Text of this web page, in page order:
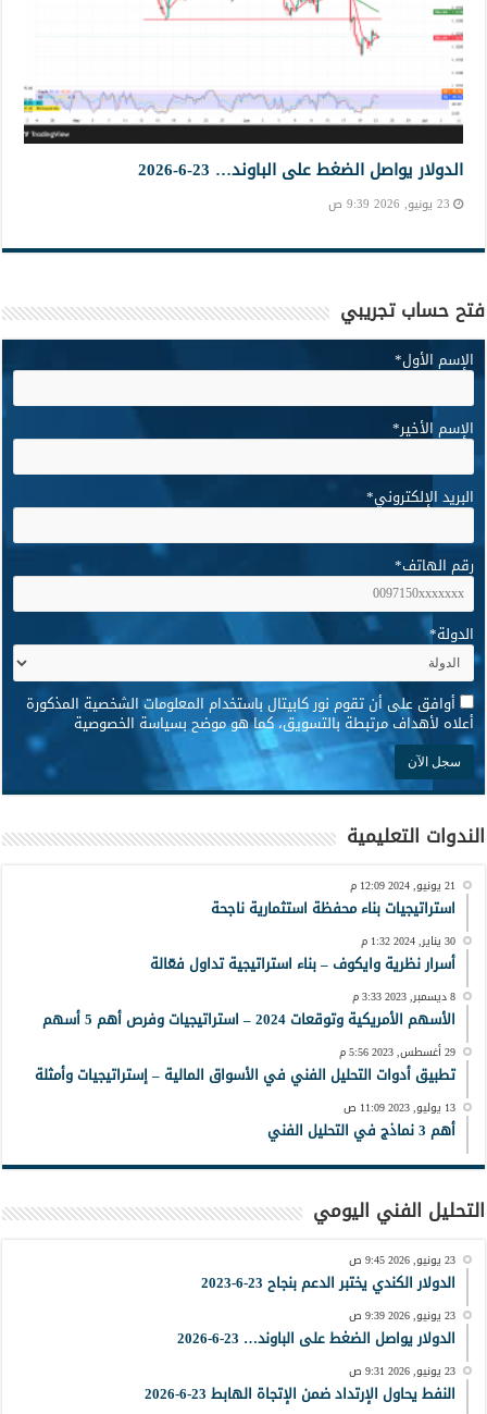
الدولار يواصل الضغط على الباوند… 23-6-2026
23 يونيو, 2026 9:39 ص
فتح حساب تجريبي
الإسم الأول*
الإسم الأخير*
البريد الإلكتروني*
رقم الهاتف*
الدولة*
* أوافق على أن تقوم نور كابيتال باستخدام المعلومات الشخصية المذكورة
أعلاه لأهداف مرتبطة بالتسويق، كما هو موضح بسياسة الخصوصية
الندوات التعليمية
21 يونيو, 2024 12:09 م
استراتيجيات بناء محفظة استثمارية ناجحة
30 يناير, 2024 1:32 م
أسرار نظرية وايكوف – بناء استراتيجية تداول فعّالة
8 ديسمبر, 2023 3:33 م
الأسهم الأمريكية وتوقعات 2024 – استراتيجيات وفرص أهم 5 أسهم
29 أغسطس, 2023 5:56 م
تطبيق أدوات التحليل الفني في الأسواق المالية – إستراتيجيات وأمثلة
13 يوليو, 2023 11:09 ص
أهم 3 نماذج في التحليل الفني
التحليل الفني اليومي
23 يونيو, 2026 9:45 ص
الدولار الكندي يختبر الدعم بنجاح 23-6-2023
23 يونيو, 2026 9:39 ص
الدولار يواصل الضغط على الباوند… 23-6-2026
23 يونيو, 2026 9:31 ص
النفط يحاول الإرتداد ضمن الإتجاة الهابط 23-6-2026